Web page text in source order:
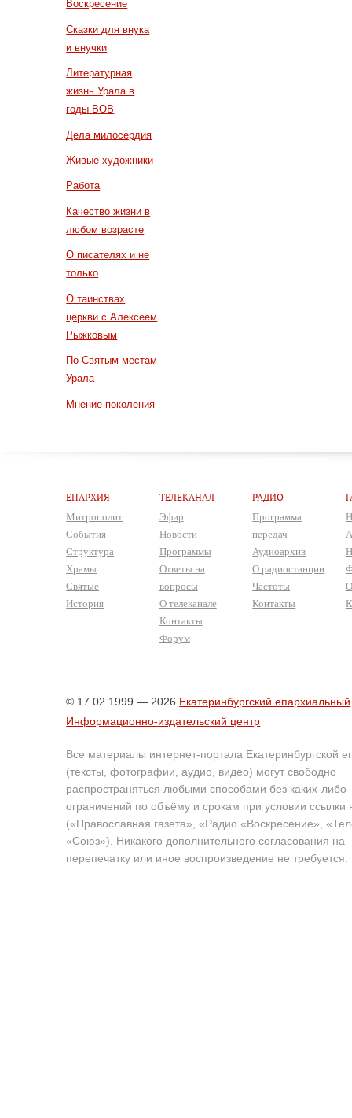
Воскресение
Сказки для внука
и внучки
Литературная
жизнь Урала в
годы ВОВ
Дела милосердия
Живые художники
Работа
Качество жизни в
любом возрасте
О писателях и не
только
О таинствах
церкви с Алексеем
Рыжковым
По Святым местам
Урала
Мнение поколения
ЕПАРХИЯ
Митрополит
События
Структура
Храмы
Святые
История
ТЕЛЕКАНАЛ
Эфир
Новости
Программы
Ответы на
вопросы
О телеканале
Контакты
Форум
РАДИО
Программа
передач
Аудиоархив
О радиостанции
Частоты
Контакты
© 17.02.1999 — 2026 Екатеринбургский епархиальный
Информационно-издательский центр
Все материалы интернет-портала Екатеринбургской
(тексты, фотографии, аудио, видео) могут свободно
распространяться любыми способами без каких-либо
ограничений по объёму и срокам при условии ссылки
(«Православная газета», «Радио «Воскресение»,
«Союз»). Никакого дополнительного согласования на
перепечатку или иное воспроизведение не требуется.